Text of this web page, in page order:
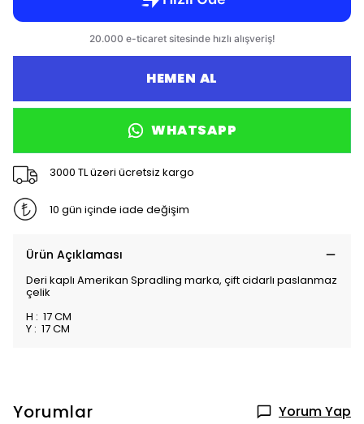
HEMEN AL
WHATSAPP
3000 TL üzeri ücretsiz kargo
10 gün içinde iade değişim
Ürün Açıklaması
Deri kaplı Amerikan Spradling marka, çift cidarlı paslanmaz
çelik
H : 17 CM
Y : 17 CM
Yorumlar Yorum Yap